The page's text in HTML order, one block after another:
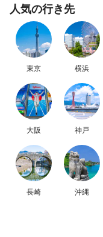
人気の行き先
東京 横浜
大阪 神戸
長崎 沖縄